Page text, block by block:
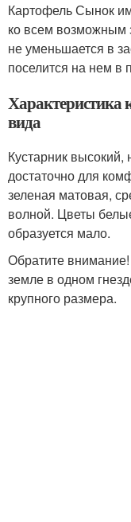
Картофель Сынок
ко всем возможным
не уменьшается в
поселится на нем в
Характеристика
вида
Кустарник высокий,
достаточно для
зеленая матовая,
волной. Цветы
образуется мало.
Обратите
земле в одном
крупного размера.